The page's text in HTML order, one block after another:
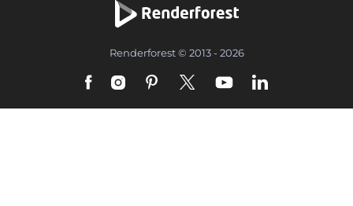
Renderforest © 2013 - 2026